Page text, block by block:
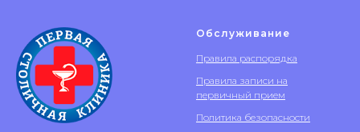
Обслуживание
Правила распорядка
Правила записи на
первичный прием
Политика безопасности